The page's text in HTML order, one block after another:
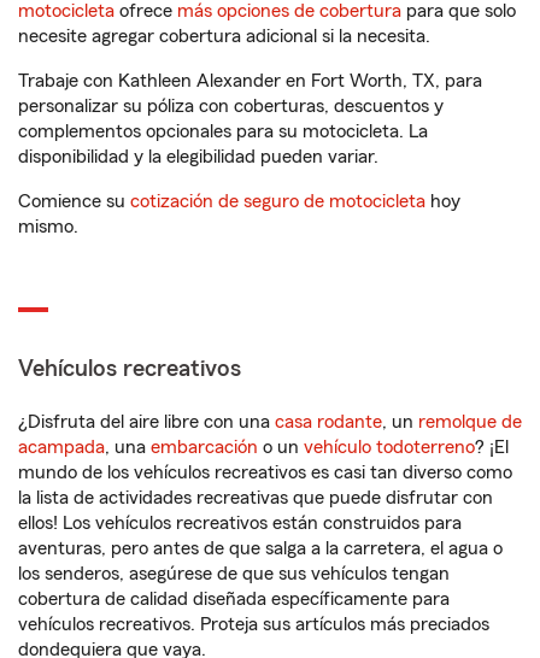
motocicleta ofrece más opciones de cobertura para que solo
necesite agregar cobertura adicional si la necesita.
Trabaje con Kathleen Alexander en Fort Worth, TX, para
personalizar su póliza con coberturas, descuentos y
complementos opcionales para su motocicleta. La
disponibilidad y la elegibilidad pueden variar.
Comience su cotización de seguro de motocicleta hoy
mismo.
Vehículos recreativos
¿Disfruta del aire libre con una casa rodante, un remolque de
acampada, una embarcación o un vehículo todoterreno? ¡El
mundo de los vehículos recreativos es casi tan diverso como
la lista de actividades recreativas que puede disfrutar con
ellos! Los vehículos recreativos están construidos para
aventuras, pero antes de que salga a la carretera, el agua o
los senderos, asegúrese de que sus vehículos tengan
cobertura de calidad diseñada específicamente para
vehículos recreativos. Proteja sus artículos más preciados
dondequiera que vaya.